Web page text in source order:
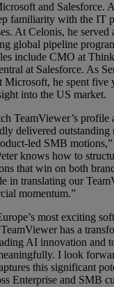
and Salesforce.
familiarity with the IT
At Celonis, he served
global pipeline
include CMO at
at Salesforce. As
Microsoft, he spent five
into the US market.
TeamViewer’s profile
delivered outstanding
led SMB
knows how to
that win on both
in translating our
momentum.”
most exciting
has a
AI innovation and
I look
this significant
Enterprise and SMB